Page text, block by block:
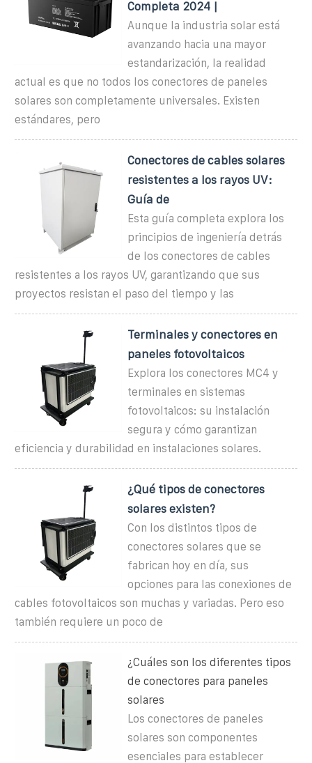
Completa 2024 |
Aunque la industria solar está
avanzando hacia una mayor
estandarización, la realidad
actual es que no todos los conectores de paneles
solares son completamente universales. Existen
estándares, pero
Conectores de cables solares
resistentes a los rayos UV:
Guía de
Esta guía completa explora los
principios de ingeniería detrás
de los conectores de cables
resistentes a los rayos UV, garantizando que sus
proyectos resistan el paso del tiempo y las
Terminales y conectores en
paneles fotovoltaicos
Explora los conectores MC4 y
terminales en sistemas
fotovoltaicos: su instalación
segura y cómo garantizan
eficiencia y durabilidad en instalaciones solares.
¿Qué tipos de conectores
solares existen?
Con los distintos tipos de
conectores solares que se
fabrican hoy en día, sus
opciones para las conexiones de
cables fotovoltaicos son muchas y variadas. Pero eso
también requiere un poco de
¿Cuáles son los diferentes tipos
de conectores para paneles
solares
Los conectores de paneles
solares son componentes
esenciales para establecer